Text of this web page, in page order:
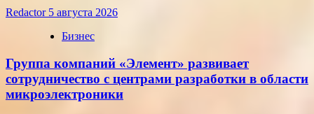
Redactor 5 августа 2026
Бизнес
Группа компаний «Элемент» развивает
сотрудничество с центрами разработки в области
микроэлектроники